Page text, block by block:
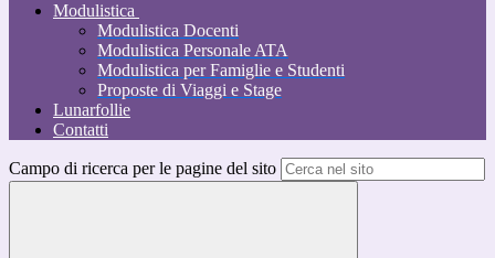
Modulistica
Modulistica Docenti
Modulistica Personale ATA
Modulistica per Famiglie e Studenti
Proposte di Viaggi e Stage
Lunarfollie
Contatti
Campo di ricerca per le pagine del sito